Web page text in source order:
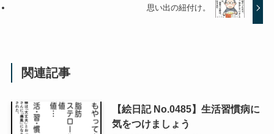
思い出の紐付け。
関連記事
【絵日記 No.0485】生活習慣病に
気をつけましょう